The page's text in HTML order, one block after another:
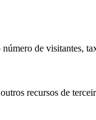
de visitantes,
recursos de